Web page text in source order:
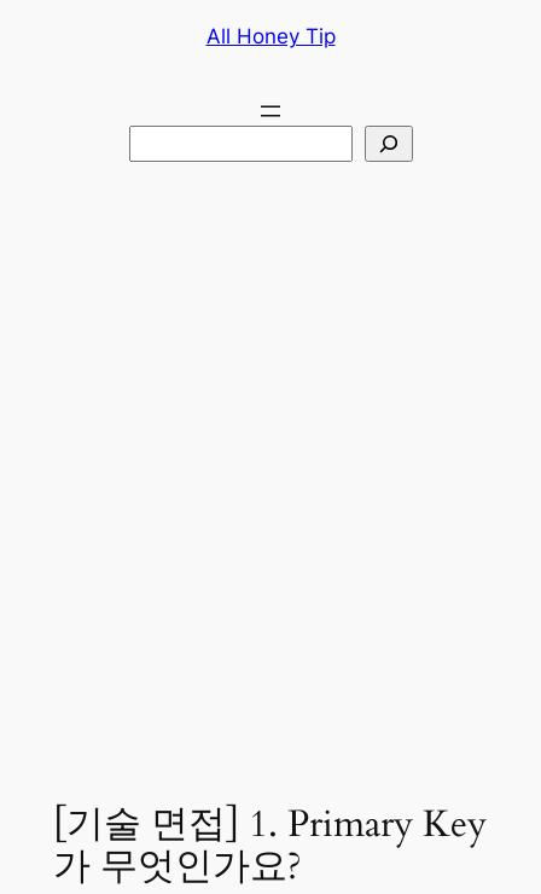
All Honey Tip
[기술 면접] 1. Primary Key
가 무엇인가요?